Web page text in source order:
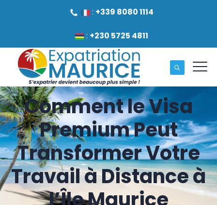
: +339 8080 1114
: +230 5725 4811
Comment le Visa
Premium Peut
Transformer Votre
Travail à Distance à